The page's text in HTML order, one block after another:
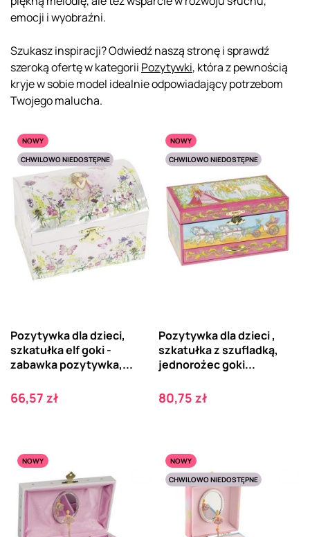
emocji i wyobraźni.
Szukasz inspiracji? Odwiedź naszą stronę i sprawdź
szeroką ofertę w kategorii Pozytywki, która z pewnością
kryje w sobie model idealnie odpowiadający potrzebom
Twojego malucha.
NOWY
CHWILOWO NIEDOSTĘPNE
Pozytywka dla dzieci,
szkatułka elf goki -
zabawka pozytywka,...
Cena
66,57 zł
NOWY
CHWILOWO NIEDOSTĘPNE
Pozytywka dla dzieci ,
szkatułka z szufladką,
jednorożec goki...
Cena
80,75 zł
NOWY
NOWY
CHWILOWO NIEDOSTĘPNE